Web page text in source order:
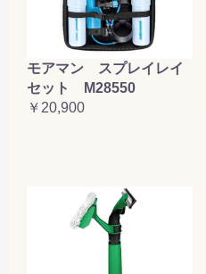
モアマン スプレイレイ
セット M28550
￥20,900